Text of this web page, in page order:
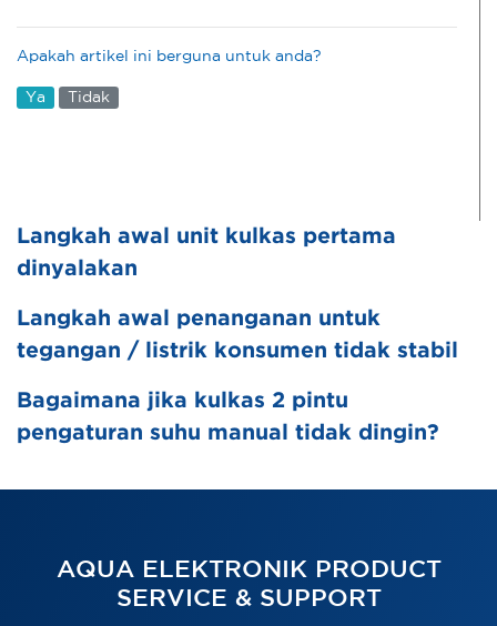
Apakah artikel ini berguna untuk anda?
Ya Tidak
Langkah awal unit kulkas pertama
dinyalakan
Langkah awal penanganan untuk
tegangan / listrik konsumen tidak stabil
Bagaimana jika kulkas 2 pintu
pengaturan suhu manual tidak dingin?
AQUA ELEKTRONIK PRODUCT
SERVICE & SUPPORT